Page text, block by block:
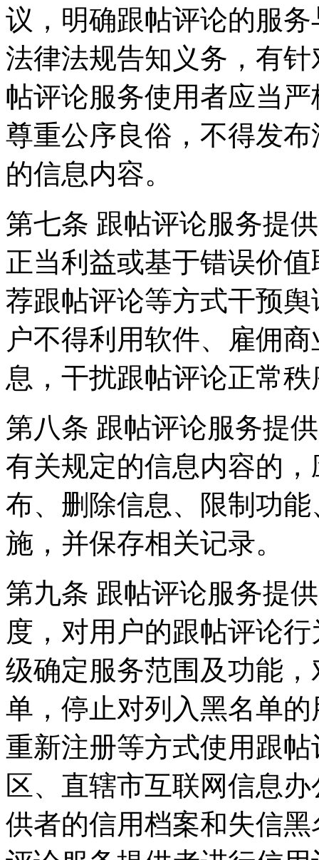
议，明确跟帖评论的服
法律法规告知义务，有
帖评论服务使用者应当
尊重公序良俗，不得发
的信息内容。
第七条 跟帖评论服务提
正当利益或基于错误价
荐跟帖评论等方式干预
户不得利用软件、雇佣
息，干扰跟帖评论正常
第八条 跟帖评论服务提
有关规定的信息内容的
布、删除信息、限制功
施，并保存相关记录。
第九条 跟帖评论服务提
度，对用户的跟帖评论
级确定服务范围及功能
单，停止对列入黑名单
重新注册等方式使用跟
区、直辖市互联网信息
供者的信用档案和失信